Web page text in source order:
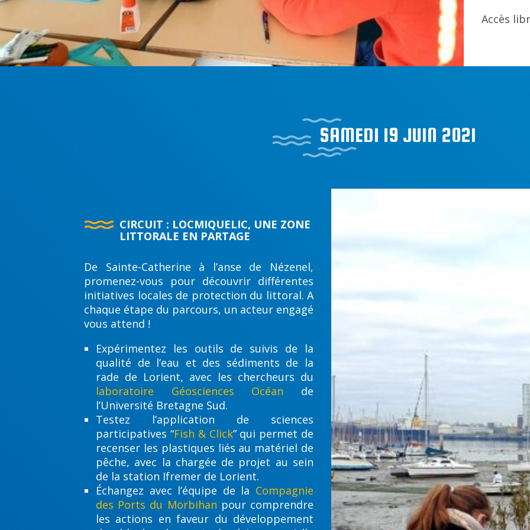
Accès
SAMEDI 19 JUIN 2021
CIRCUIT : LOCMIQUELIC, UNE ZONE
LITTORALE EN PARTAGE
De Sainte-Catherine à l’anse de Nézenel,
promenez-vous pour découvrir différentes
initiatives locales de protection du littoral. A
chaque étape du parcours, un acteur engagé
vous attend !
Expérimentez les outils de suivis de la
qualité de l’eau et des sédiments de la
rade de Lorient, avec les chercheurs du
laboratoire Géosciences Océan de
l’Université Bretagne Sud.
Testez l’application de sciences
participatives “Fish & Click” qui permet de
recenser les plastiques liés au matériel de
pêche, avec la chargée de projet au sein
de la station Ifremer de Lorient.
Échangez avec l’équipe de la Compagnie
des Ports du Morbihan pour comprendre
les actions en faveur du développement